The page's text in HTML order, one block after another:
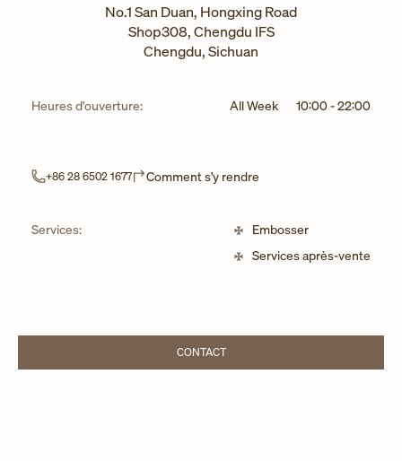
No.1 San Duan, Hongxing Road
Shop308, Chengdu IFS
Chengdu,Sichuan
Heures d'ouverture: All Week 10:00-22:00
+86 28 6502 1677 Comment s'y rendre
Services:
Embosser
Services après-vente
CONTACTLINK OPENS IN NEW TAB